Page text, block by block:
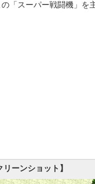
「スーパー戦闘機」を
リーンショット】